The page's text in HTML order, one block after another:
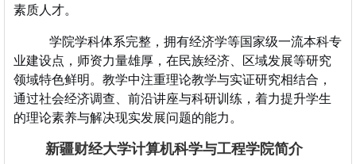
素质人才。
学院学科体系完整，拥有经济学等国家级一流本科专
业建设点，师资力量雄厚，在民族经济、区域发展等研究
领域特色鲜明。教学中注重理论教学与实证研究相结合，
通过社会经济调查、前沿讲座与科研训练，着力提升学生
的理论素养与解决现实发展问题的能力。
新疆财经大学计算机科学与工程学院简介